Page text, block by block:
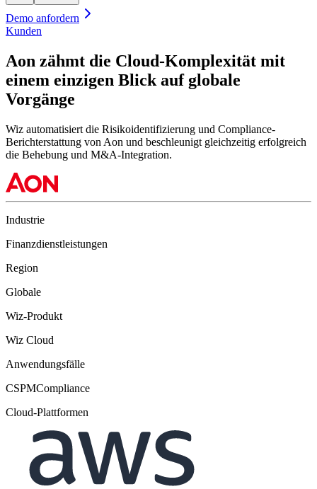
Demo anfordern
Kunden
Aon zähmt die Cloud-Komplexität mit
einem einzigen Blick auf globale
Vorgänge
Wiz automatisiert die Risikoidentifizierung und Compliance-
Berichterstattung von Aon und beschleunigt gleichzeitig erfolgreich
die Behebung und M&A-Integration.
Industrie
Finanzdienstleistungen
Region
Globale
Wiz-Produkt
Wiz Cloud
Anwendungsfälle
CSPMCompliance
Cloud-Plattformen